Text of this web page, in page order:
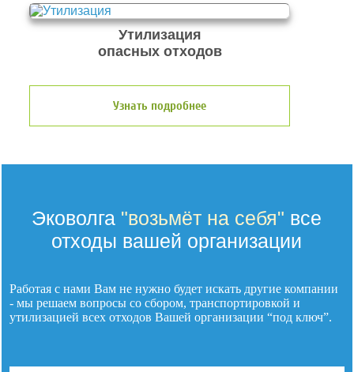
Утилизация
опасных отходов
Узнать подробнее
Эковолга "возьмёт на себя" все
отходы вашей организации
Работая с нами Вам не нужно будет искать другие компании
- мы решаем вопросы со сбором, транспортировкой и
утилизациейвсех отходов Вашей организации “под ключ”.